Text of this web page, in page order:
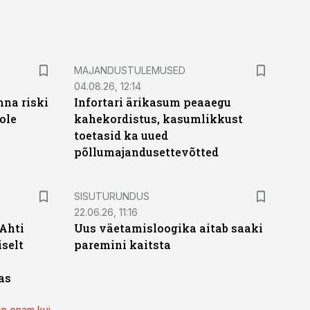
riski
MAJANDUSTULEMUSED
04.08.26, 12:14
Infortari ärikasum peaaegu
kahekordistus, kasumlikkust
toetasid ka uued
põllumajandusettevõtted
ST
SISUTURUNDUS
22.06.26, 11:16
Uus väetamisloogika aitab saaki
paremini kaitsta